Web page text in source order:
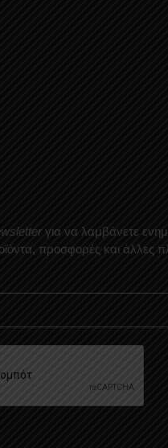
για να λαμβάνετε
προσφορές και άλλες